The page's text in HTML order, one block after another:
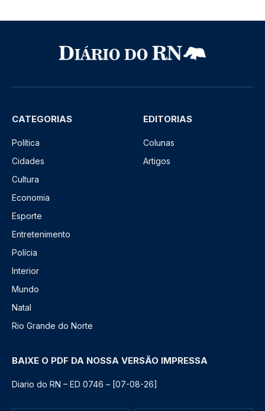
CATEGORIAS
Política
Cidades
Cultura
Economia
Esporte
Entretenimento
Polícia
Interior
Mundo
Natal
Rio Grande do Norte
EDITORIAS
Colunas
Artigos
BAIXE O PDF DA NOSSA VERSÃO IMPRESSA
Diario do RN – ED 0746 – [07-08-26]